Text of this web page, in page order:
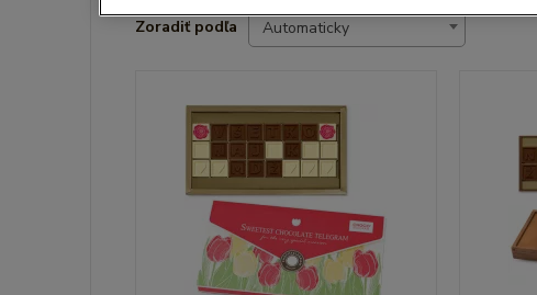
Zoradiť podľa Automaticky